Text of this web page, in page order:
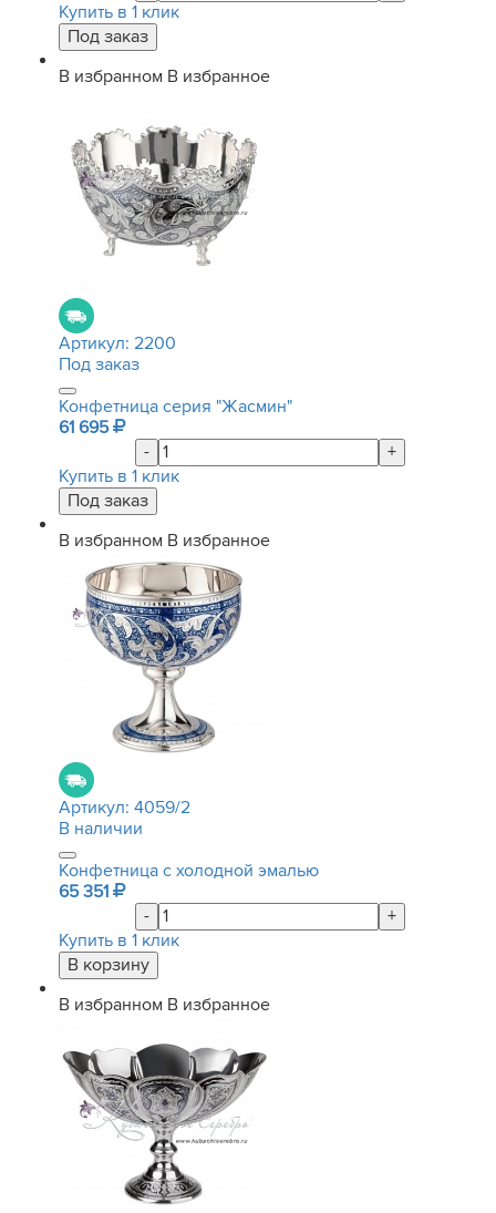
Купить в 1 клик
В избранном В избранное
Артикул: 2200
Под заказ
Конфетница серия "Жасмин"
61 695
-
+
Купить в 1 клик
В избранном В избранное
Артикул: 4059/2
В наличии
Конфетница с холодной эмалью
65 351
-
+
Купить в 1 клик
В избранном В избранное